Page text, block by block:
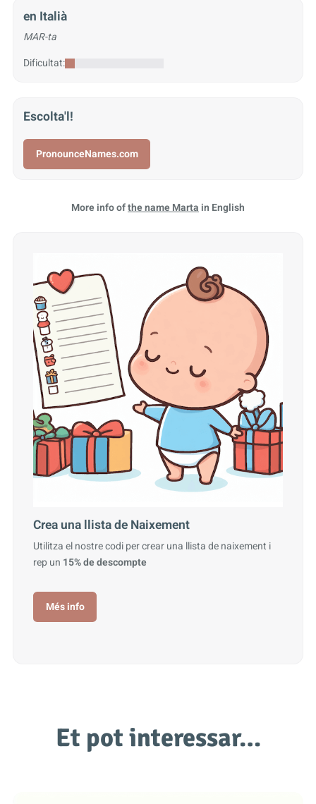
en Italià
MAR-ta
Dificultat:
Escolta'l!
PronounceNames.com
More info ofthe name Martain English
Crea una llista de Naixement
Utilitza el nostre codi per crear una llista de naixement i
rep un 15% de descompte
Més info
Et pot interessar…